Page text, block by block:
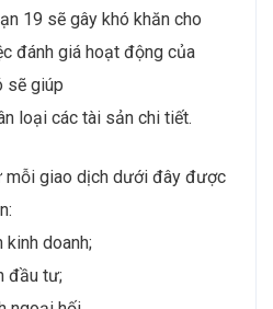
19 sẽ gây khó khăn cho
đánh giá hoạt động của
sẽ giúp
loại các tài sản chi tiết.
mỗi giao dịch dưới đây được
kinh doanh;
đầu tư;